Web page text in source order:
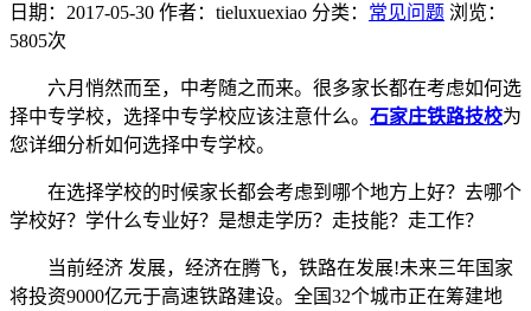
日期：2017-05-30 作者：tieluxuexiao 分类： 常见问题 浏览：
5805次
六月悄然而至，中考随之而来。很多家长都在考虑如何选
择中专学校，选择中专学校应该注意什么。 石家庄铁路技校为
您详细分析如何选择中专学校。
在选择学校的时候家长都会考虑到哪个地方上好？去哪个
学校好？学什么专业好？是想走学历？走技能？走工作？
当前经济 发展，经济在腾飞，铁路在发展!未来三年国家
将投资9000亿元于高速铁路建设。全国32个城市正在筹建地